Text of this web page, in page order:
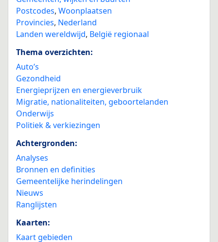
Postcodes, Woonplaatsen
Provincies, Nederland
Landen wereldwijd, België regionaal
Thema overzichten:
Auto’s
Gezondheid
Energieprijzen en energieverbruik
Migratie, nationaliteiten, geboortelanden
Onderwijs
Politiek & verkiezingen
Achtergronden:
Analyses
Bronnen en definities
Gemeentelijke herindelingen
Nieuws
Ranglijsten
Kaarten:
Kaart gebieden